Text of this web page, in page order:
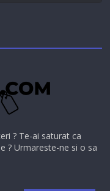
? Te-ai saturat ca
? Urmareste-ne si o sa